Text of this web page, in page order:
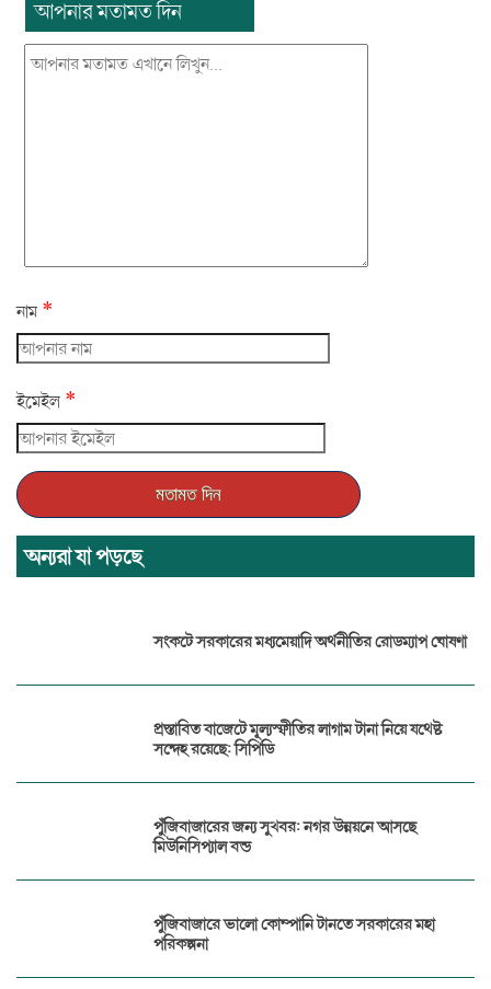
আপনার মতামত দিন
নাম *
ইমেইল *
অন্যরা যা পড়ছে
সংকটে সরকারের মধ্যমেয়াদি অর্থনীতির রোডম্যাপ ঘোষণা
প্রস্তাবিত বাজেটে মূল্যস্ফীতির লাগাম টানা নিয়ে যথেষ্ট
সন্দেহ রয়েছে: সিপিডি
পুঁজিবাজারের জন্য সুখবর: নগর উন্নয়নে আসছে
মিউনিসিপ্যাল বন্ড
পুঁজিবাজারে ভালো কোম্পানি টানতে সরকারের মহা
পরিকল্পনা